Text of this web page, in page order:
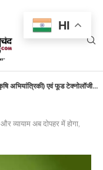
टेक्नोलॉजी... बस्तर में उच्च
व्यायाम अब दोपहर में होगा,
HI